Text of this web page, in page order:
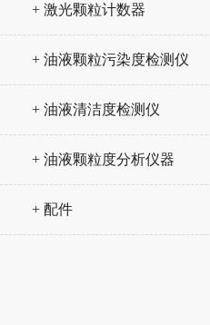
+ 激光颗粒计数器
+ 油液颗粒污染度检测仪
+ 油液清洁度检测仪
+ 油液颗粒度分析仪器
+ 配件